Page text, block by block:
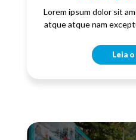
Lorem ipsum dolor sit
atque atque nam
Leia